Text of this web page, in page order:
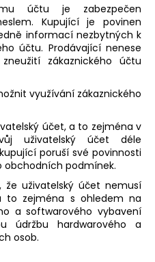
účtu je zabezpečen
Kupující je povinen
informací nezbytných k
účtu. Prodávající nenese
zákaznického účtu
využívání zákaznického
účet, a to zejména v
uživatelský účet déle
poruší své povinnosti
obchodních podmínek.
uživatelský účet nemusí
to zejména s ohledem na
a softwarového vybavení
údržbu hardwarového a
osob.